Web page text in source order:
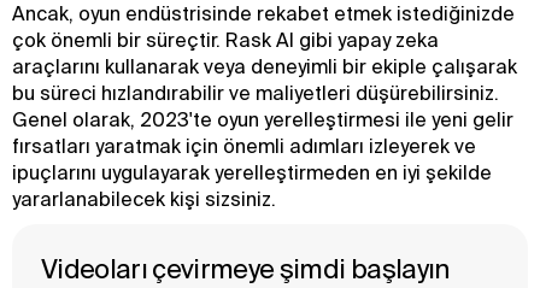
Ancak, oyun endüstrisinde rekabet etmek istediğinizde
çok önemli bir süreçtir. Rask AI gibi yapay zeka
araçlarını kullanarak veya deneyimli bir ekiple çalışarak
bu süreci hızlandırabilir ve maliyetleri düşürebilirsiniz.
Genel olarak, 2023'te oyun yerelleştirmesi ile yeni gelir
fırsatları yaratmak için önemli adımları izleyerek ve
ipuçlarını uygulayarak yerelleştirmeden en iyi şekilde
yararlanabilecek kişi sizsiniz.
Videoları çevirmeye şimdi başlayın